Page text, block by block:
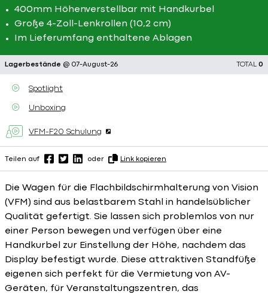
400mm Höhenverstellbar mit Handkurbel
Große 4-Zoll-Lenkrollen (10,2 cm)
Im Lieferumfang enthaltene Ablagen
Lagerbestände @ 07-August-26 TOTAL 0
Spotlight
Unboxing
VFM-F20 Schulung
Teilen auf oder Link kopieren
Die Wagen für die Flachbildschirmhalterung von Vision
(VFM) sind aus belastbarem Stahl in handelsüblicher
Qualität gefertigt. Sie lassen sich problemlos von nur
einer Person bewegen und verfügen über eine
Handkurbel zur Einstellung der Höhe, nachdem das
Display befestigt wurde. Diese attraktiven Standfüße
eigenen sich perfekt für die Vermietung von AV-
Geräten, für Veranstaltungszentren, das